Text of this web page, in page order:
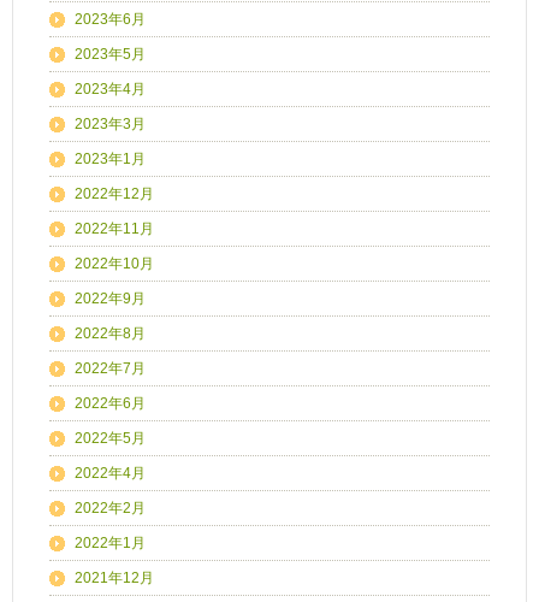
2023年6月
2023年5月
2023年4月
2023年3月
2023年1月
2022年12月
2022年11月
2022年10月
2022年9月
2022年8月
2022年7月
2022年6月
2022年5月
2022年4月
2022年2月
2022年1月
2021年12月